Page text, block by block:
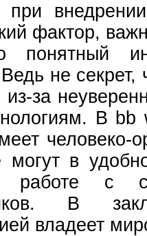
при
фактор,
понятный
Ведь не
за
В bb
человеко-
в
работе с
В
владеет